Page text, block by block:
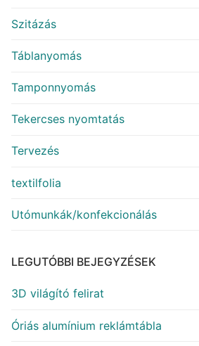
Szitázás
Táblanyomás
Tamponnyomás
Tekercses nyomtatás
Tervezés
textilfolia
Utómunkák/konfekcionálás
LEGUTÓBBI BEJEGYZÉSEK
3D világító felirat
Óriás alumínium reklámtábla